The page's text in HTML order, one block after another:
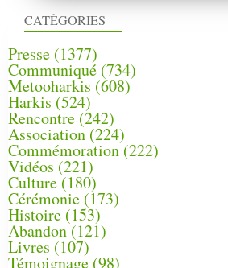
CATÉGORIES
Presse (1377)
Communiqué (734)
Metooharkis (608)
Harkis (524)
Rencontre (242)
Association (224)
Commémoration(222)
Vidéos (221)
Culture(180)
Cérémonie (173)
Histoire (153)
Abandon(121)
Livres (107)
Témoignage (98)